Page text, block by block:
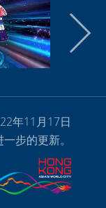
年11月17日
步的更新。